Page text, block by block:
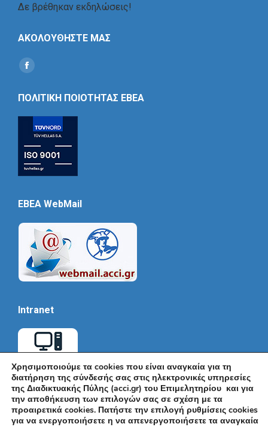
Δε βρέθηκαν εκδηλώσεις!
ΑΚΟΛΟΥΘΗΣΤΕ ΜΑΣ
Find us on:
Social
ΠΟΛΙΤΙΚΗ ΠΟΙΟΤΗΤΑΣ ΕΒΕΑ
EBEA WebMail
Intranet
Χρησιμοποιούμε τα cookies που είναι αναγκαία για τη
διατήρηση της σύνδεσής σας στις ηλεκτρονικές υπηρεσίες
της Διαδικτυακής Πύλης (acci.gr) του Επιμελητηρίου και για
την αποθήκευση των επιλογών σας σε σχέση με τα
προαιρετικά cookies. Πατήστε την επιλογή ρυθμίσεις cookies
για να ενεργοποιήσετε η να απενεργοποιήσετε τα αναγκαία